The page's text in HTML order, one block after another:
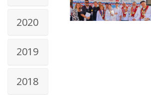
2020
2019
2018